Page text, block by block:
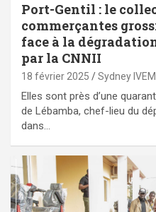
Port-Gentil : le
commerçantes
face à la
par la CNNII
18 février 2025 Sydney
Elles sont près d’une
de Lébamba, chef-lieu du
dans…